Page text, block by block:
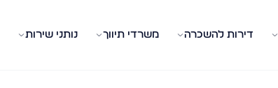
דירות להשכרה משרדי תיווך נותני שירות